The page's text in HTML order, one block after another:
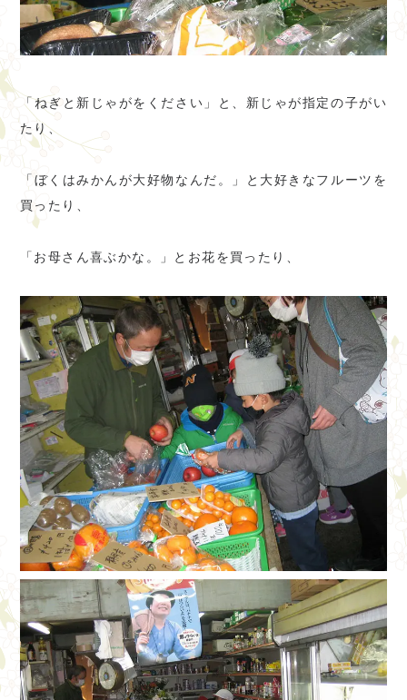
「ねぎと新じゃがをください」と、新じゃが指定の子がい
たり、
「ぼくはみかんが大好物なんだ。」と大好きなフルーツを
買ったり、
「お母さん喜ぶかな。」とお花を買ったり、